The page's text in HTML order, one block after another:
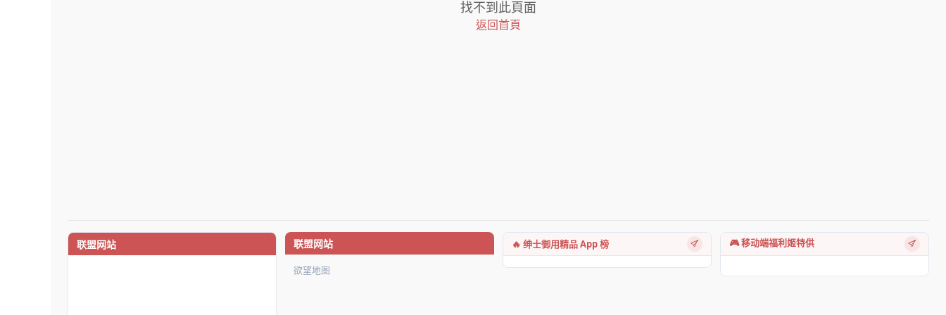
找不到此頁面
返回首頁
联盟网站 联盟网站
欲望地图
🔥 绅士御用精品 App 榜 🎮 移动端福利姬特供